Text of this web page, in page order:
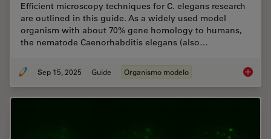
Efficient microscopy techniques for C. elegans research
are outlined in this guide. As a widely used model
organism with about 70% gene homology to humans,
the nematode Caenorhabditis elegans (also…
Sep 15, 2025 Guide Organismo modelo A